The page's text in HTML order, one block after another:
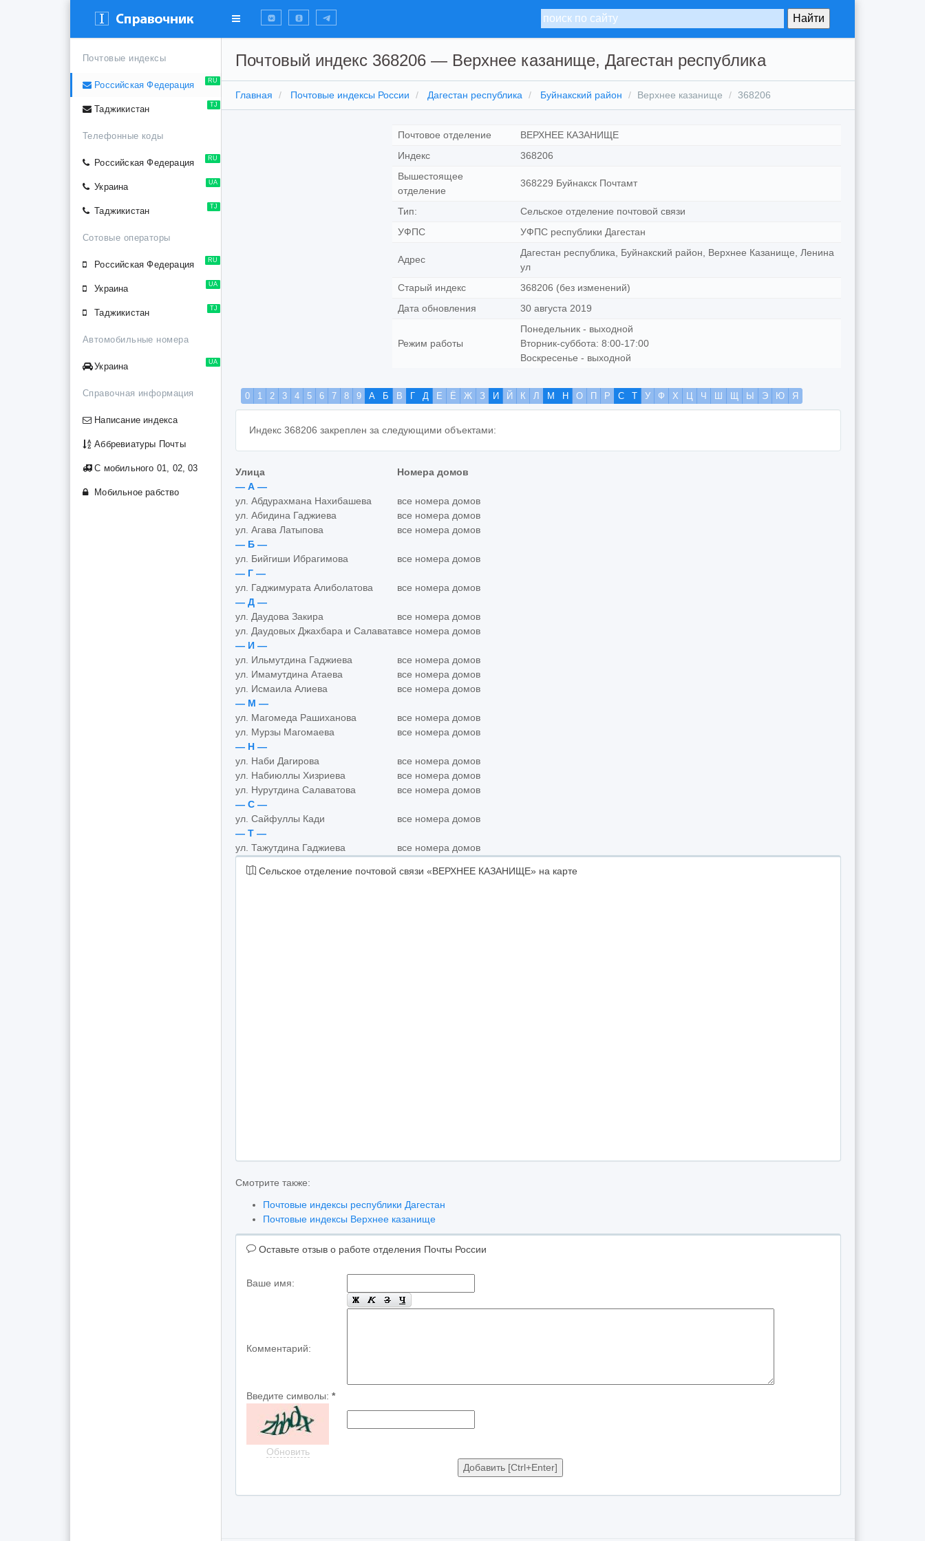
Почтовые индексы
RU
Российская Федерация
TJ
Таджикистан
Телефонные коды
RU
Российская Федерация
UA
Украина
TJ
Таджикистан
Сотовые операторы
RU
Российская Федерация
UA
Украина
TJ
Таджикистан
Автомобильные номера
UA
Украина
Справочная информация
Написание индекса
Аббревиатуры Почты
С мобильного 01, 02, 03
Мобильное рабство
Почтовый индекс 368206 — Верхнее казанище, Дагестан республика
Главная Почтовые индексы России Дагестан республика Буйнакский район Верхнее казанище 368206
Почтовое отделение
ВЕРХНЕЕ КАЗАНИЩЕ
Индекс
368206
Вышестоящее
отделение
368229 Буйнакск Почтамт
Тип:
Сельское отделение почтовой связи
УФПС
УФПС республики Дагестан
Адрес
Дагестан республика, Буйнакский район, Верхнее Казанище, Ленина
ул
Старый индекс
368206 (без изменений)
Дата обновления
30 августа 2019
Режим работы
Понедельник - выходной
Вторник-суббота: 8:00-17:00
Воскресенье - выходной
0 1 2 3 4 5 6 7 8 9 А Б В Г Д Е Ё Ж З И Й К Л М Н О П Р С Т У Ф Х Ц Ч Ш Щ Ы Э Ю Я
Индекс 368206 закреплен за следующими объектами:
Улица
Номера домов
— А —
ул. Абдурахмана Нахибашева
все номера домов
ул. Абидина Гаджиева
все номера домов
ул. Агава Латыпова
все номера домов
— Б —
ул. Бийгиши Ибрагимова
все номера домов
— Г —
ул. Гаджимурата Алиболатова
все номера домов
— Д —
ул. Даудова Закира
все номера домов
ул. Даудовых Джахбара и Салаватавсе номера домов
— И —
ул. Ильмутдина Гаджиева
все номера домов
ул. Имамутдина Атаева
все номера домов
ул. Исмаила Алиева
все номера домов
— М —
ул. Магомеда Рашиханова
все номера домов
ул. Мурзы Магомаева
все номера домов
— Н —
ул. Наби Дагирова
все номера домов
ул. Набиюллы Хизриева
все номера домов
ул. Нурутдина Салаватова
все номера домов
— С —
ул. Сайфуллы Кади
все номера домов
— Т —
ул. Тажутдина Гаджиева
все номера домов
Сельское отделение почтовой связи «ВЕРХНЕЕ КАЗАНИЩЕ» на карте
Смотрите также:
Почтовые индексы республики Дагестан
Почтовые индексы Верхнее казанище
Оставьте отзыв о работе отделения Почты России
Ваше имя:
Комментарий:
Введите символы: *
Обновить